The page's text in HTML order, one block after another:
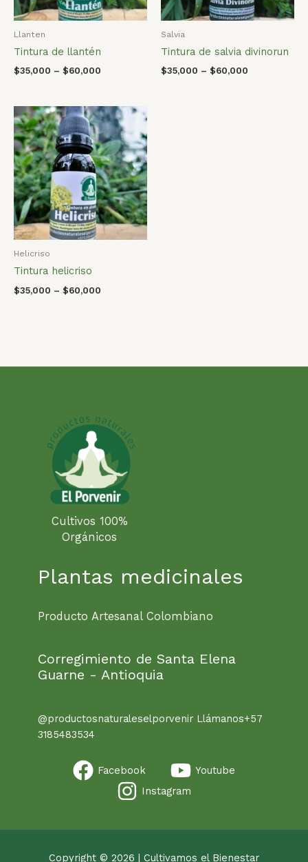
Llanten
Tintura de llantén
$35,000 – $60,000
Salvia
Tintura de salvia divinorun
$35,000 – $60,000
Helicriso
Tintura helicriso
$35,000 – $60,000
Cultivos 100%
Orgánicos
Plantas medicinales
Producto Artesanal Colombiano
Corregimiento de Santa Elena
Guarne - Antioquia
@productosnaturaleselporvenir Llámanos+57
3185483534
Facebook
Youtube
Instagram
Copyright © 2026 | Cultivamos el Bienestar